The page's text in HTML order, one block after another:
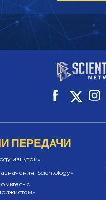
ПЕРЕДАЧИ
изнутри»
Scientology»
с